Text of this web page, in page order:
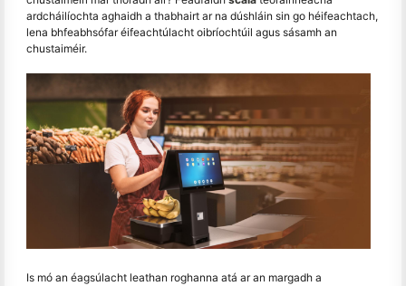
ardcháilíochta aghaidh a thabhairt ar na dúshláin sin go héifeachtach,
lena bhfeabhsófar éifeachtúlacht oibríochtúil agus sásamh an
chustaiméir.
Is mó an éagsúlacht leathan roghanna atá ar an margadh a